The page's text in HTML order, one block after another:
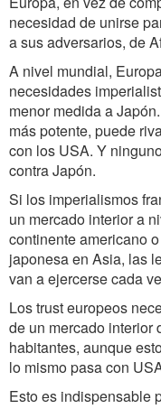
necesidad de unirse
a sus adversarios, de
A nivel mundial,
necesidades
menor medida a
más potente, puede
con los USA. Y
contra Japón.
Si los imperialismos
un mercado interior a
continente americano
japonesa en Asia, las
van a ejercerse cada
Los trust europeos
de un mercado interior
habitantes, aunque
lo mismo pasa con
Esto es indispensable